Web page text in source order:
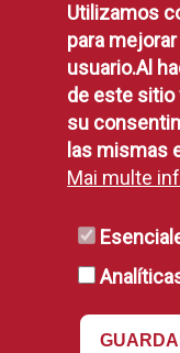
Política de
Aviso Legal
Disponibilidad
Declaración de
Política de
Utilizamos
para
usuario.Al
de este sitio
su
las mismas
Mai multe